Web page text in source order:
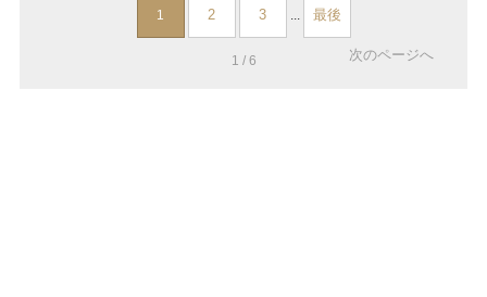
1 2 3 ... 最後
1 / 6 次のページへ